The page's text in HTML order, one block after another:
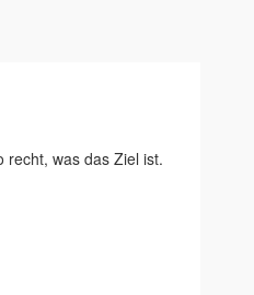
recht, was das Ziel ist.